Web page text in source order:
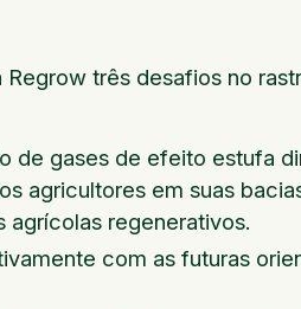
três desafios no
de gases de efeito estufa
agricultores em suas
agrícolas regenerativos.
com as futuras